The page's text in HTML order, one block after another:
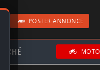
POSTER ANNONCE
MOTO